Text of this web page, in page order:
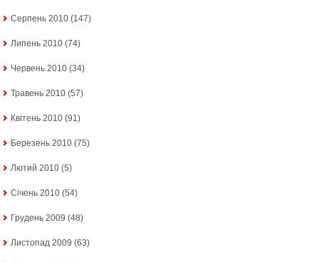
Серпень 2010 (147)
Липень 2010 (74)
Червень 2010 (34)
Травень 2010 (57)
Квітень 2010 (91)
Березень 2010 (75)
Лютий 2010 (5)
Січень 2010 (54)
Грудень 2009 (48)
Листопад 2009 (63)